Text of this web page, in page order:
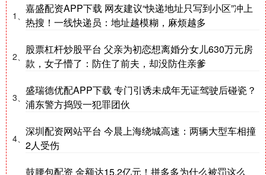
1、
嘉盛配资APP下载 网友建议“快递地址只写到小区”冲上
热搜！一线快递员：地址越模糊，麻烦越多
2、
股票杠杆炒股平台 父亲为初恋想离婚分女儿630万元房
款，女子懵了：防住了前夫，却没防住亲爹
3、
盛瑞德优配APP下载 专门引诱未成年无证驾驶后碰瓷？
浦东警方捣毁一犯罪团伙
4、
深圳配资网站平台 今晨上海绕城高速：两辆大型车相撞
2人受伤
鼓腰包配资 金额达15.2亿元！拼多多为什么被罚这么